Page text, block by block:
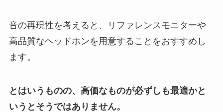
音の再現性を考えると、リファレンスモニターや
高品質なヘッドホンを用意することをおすすめし
ます。
とはいうものの、高価なものが必ずしも最適かと
いうとそうではありません。